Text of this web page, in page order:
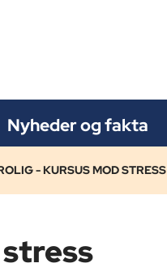
Nyheder og fakta
- KURSUS MOD STRESS